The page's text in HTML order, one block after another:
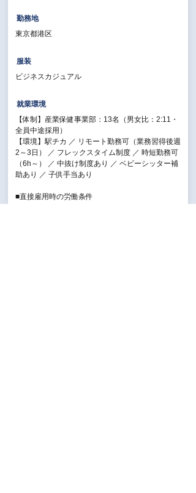
勤務地
東京都港区
服装
ビジネスカジュアル
就業環境
【体制】産業保健事業部：13名（男女比：2:11・
全員中途採用）
【環境】駅チカ ／ リモート勤務可（業務習得後週
2～3日） ／ フレックスタイム制度 ／ 時短勤務可
（6h～） ／ 中抜け制度あり ／ ベビーシッター補
助あり ／ 子供手当あり
■直接雇用時の労働条件